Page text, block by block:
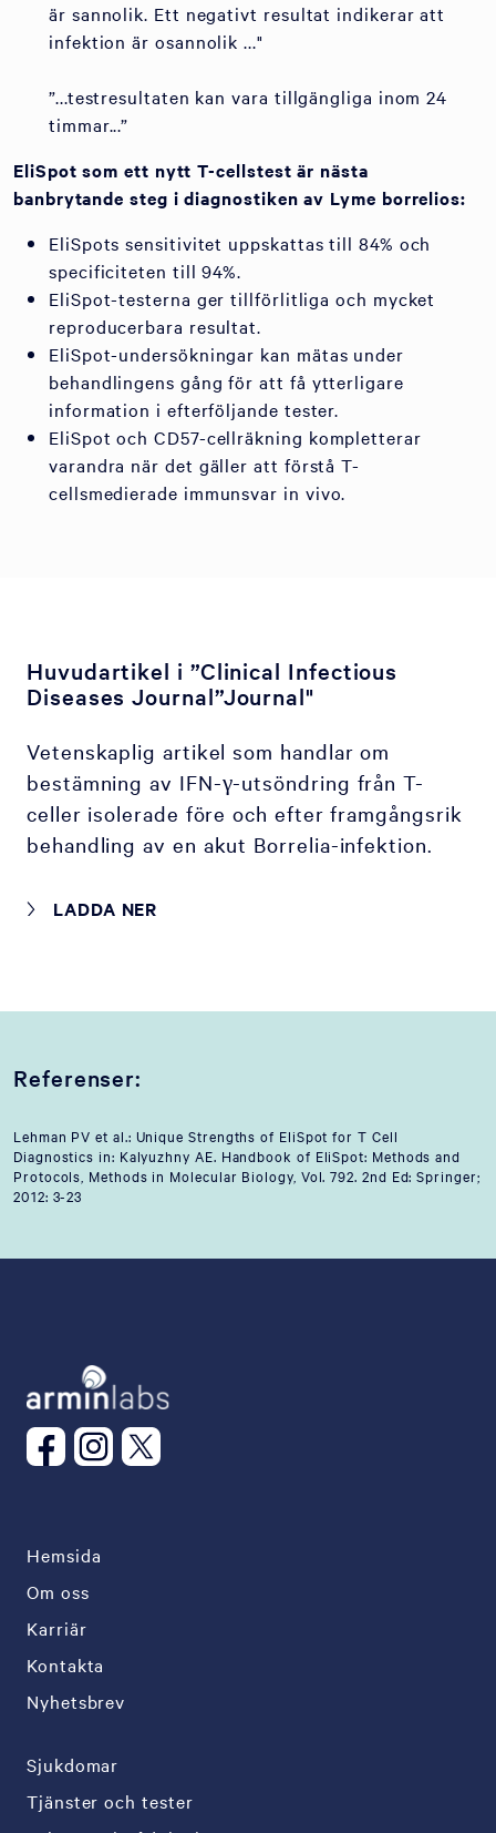
är sannolik. Ett negativt resultat indikerar att
infektion är osannolik ..."
”...testresultaten kan vara tillgängliga inom 24
timmar...”
EliSpot som ett nytt T-cellstest är nästa
banbrytande steg i diagnostiken av Lyme borrelios:
EliSpots sensitivitet uppskattas till 84% och
specificiteten till 94%.
EliSpot-testerna ger tillförlitliga och mycket
reproducerbara resultat.
EliSpot-undersökningar kan mätas under
behandlingens gång för att få ytterligare
information i efterföljande tester.
EliSpot och CD57-cellräkning kompletterar
varandra när det gäller att förstå T-
cellsmedierade immunsvar in vivo.
Huvudartikel i ”Clinical Infectious
Diseases Journal”Journal"
Vetenskaplig artikel som handlar om
bestämning av IFN-γ-utsöndring från T-
celler isolerade före och efter framgångsrik
behandling av en akut Borrelia-infektion.
LADDA NER
Referenser:
Lehman PV et al.: Unique Strengths of EliSpot for T Cell
Diagnostics in: Kalyuzhny AE. Handbook of EliSpot: Methods and
Protocols, Methods in Molecular Biology, Vol. 792. 2nd Ed: Springer;
2012: 3-23
Hemsida
Om oss
Karriär
Kontakta
Nyhetsbrev
Sjukdomar
Tjänster och tester